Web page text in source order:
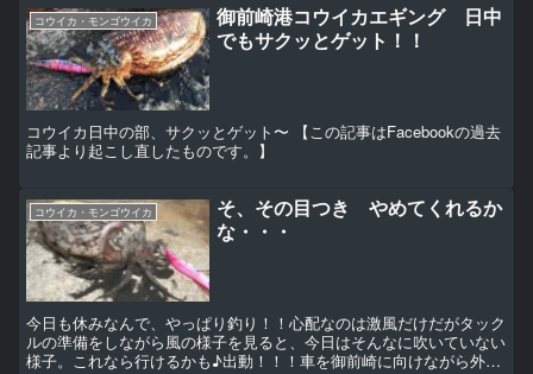
コウイカ・モンゴウイカ
御前崎港コウイカエギング 日中
でもサクッとゲット！！
コウイカ日中の部、サクッとゲット〜 【この記事はFacebookの過去
記事より起こし直したものです。】
コウイカ・モンゴウイカ
そ、その目つき やめてくれるか
な・・・
今日も休みなんで、やっぱり釣り！！心配なのは激風だけだがタック
ルの準備をしながら風の様子を見ると、今日はそんなに吹いていない
様子。これなら行けるかも♪出動！！！車を御前崎に向けながら外の